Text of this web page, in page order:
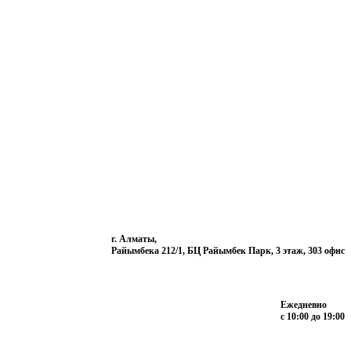
г. Алматы,
Райымбека 212/1, БЦ Райымбек Парк, 3 этаж, 303 офис
Ежедневно
с 10:00 до 19:00